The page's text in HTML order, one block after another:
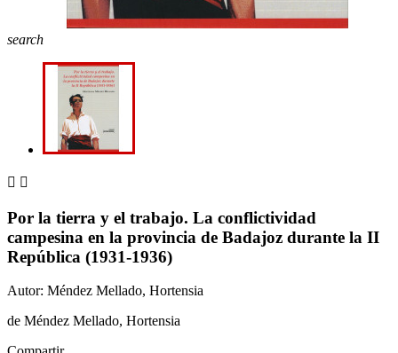
search
 
Por la tierra y el trabajo. La conflictividad
campesina en la provincia de Badajoz durante la II
República (1931-1936)
Autor: Méndez Mellado, Hortensia
de Méndez Mellado, Hortensia